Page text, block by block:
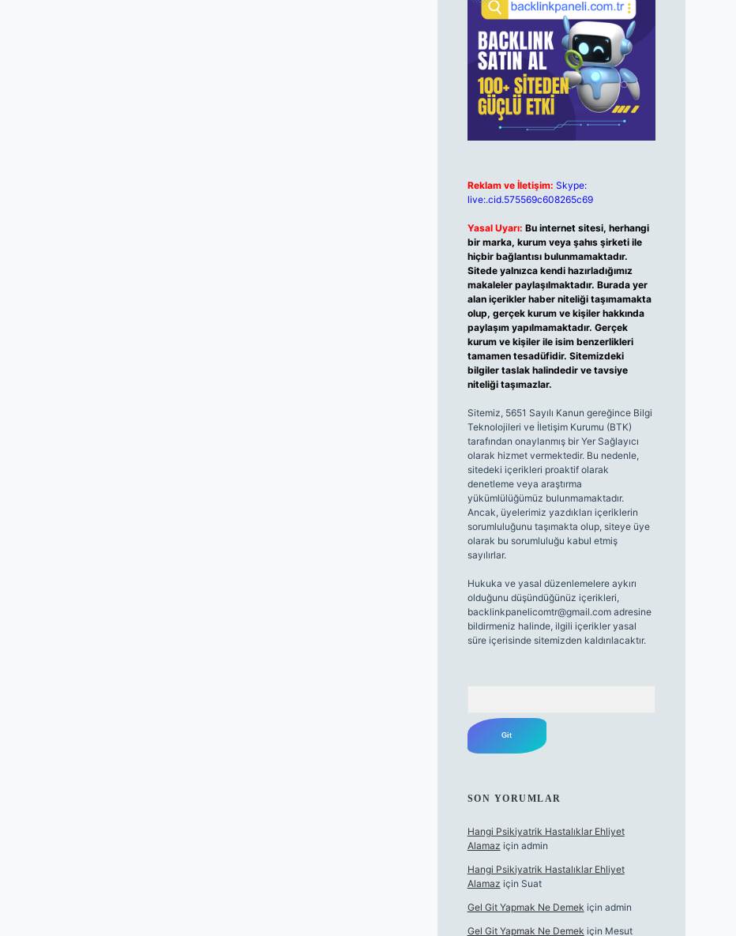
Reklam ve İletişim: Skype:
live:.cid.575569c608265c69
Yasal Uyarı: Bu internet sitesi, herhangi
bir marka, kurum veya şahıs şirketi ile
hiçbir bağlantısı bulunmamaktadır.
Sitede yalnızca kendi hazırladığımız
makaleler paylaşılmaktadır. Burada yer
alan içerikler haber niteliği taşımamakta
olup, gerçek kurum ve kişiler hakkında
paylaşım yapılmamaktadır. Gerçek
kurum ve kişiler ile isim benzerlikleri
tamamen tesadüfidir. Sitemizdeki
bilgiler taslak halindedir ve tavsiye
niteliği taşımazlar.
Sitemiz, 5651 Sayılı Kanun gereğince Bilgi
Teknolojileri ve İletişim Kurumu (BTK)
tarafından onaylanmış bir Yer Sağlayıcı
olarak hizmet vermektedir. Bu nedenle,
sitedeki içerikleri proaktif olarak
denetleme veya araştırma
yükümlülüğümüz bulunmamaktadır.
Ancak, üyelerimiz yazdıkları içeriklerin
sorumluluğunu taşımakta olup, siteye üye
olarak bu sorumluluğu kabul etmiş
sayılırlar.
Hukuka ve yasal düzenlemelere aykırı
olduğunu düşündüğünüz içerikleri,
backlinkpanelicomtr@gmail.comadresine
bildirmeniz halinde, ilgili içerikler yasal
süre içerisinde sitemizden kaldırılacaktır.
SON YORUMLAR
Hangi Psikiyatrik Hastalıklar Ehliyet
Alamaz için admin
Hangi Psikiyatrik Hastalıklar Ehliyet
Alamaz için Suat
Gel Git Yapmak Ne Demek için admin
Gel Git Yapmak Ne Demek için Mesut